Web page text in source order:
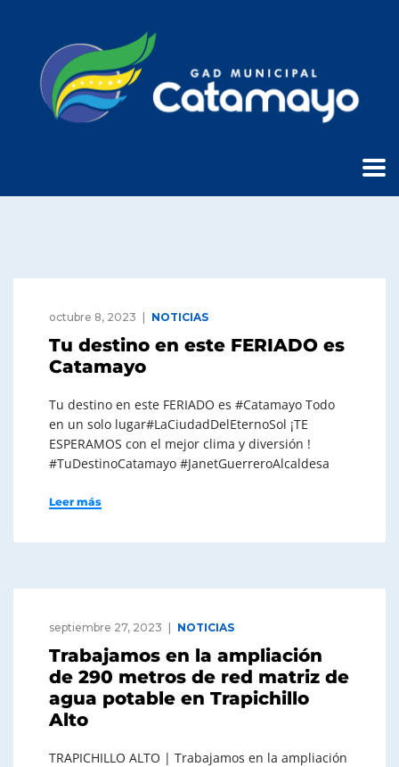
octubre 8, 2023 NOTICIAS
Tu destino en este FERIADO es
Catamayo
Tu destino en este FERIADO es #Catamayo Todo
en un solo lugar#LaCiudadDelEternoSol ¡TE
ESPERAMOS con el mejor clima y diversión !
#TuDestinoCatamayo #JanetGuerreroAlcaldesa
Leer más
septiembre 27, 2023 NOTICIAS
Trabajamos en la ampliación
de 290 metros de red matriz de
agua potable en Trapichillo
Alto
TRAPICHILLO ALTO | Trabajamos en la ampliación